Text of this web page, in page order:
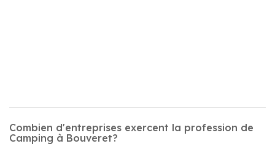
Combien d'entreprises exercent la profession de
Camping à Bouveret?